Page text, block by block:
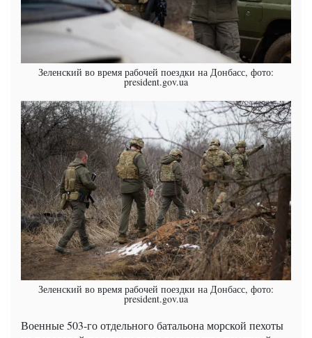
Зеленский во время рабочей поездки на Донбасс, фото:
president.gov.ua
Зеленский во время рабочей поездки на Донбасс, фото:
president.gov.ua
Военные 503-го отдельного батальона морской пехоты